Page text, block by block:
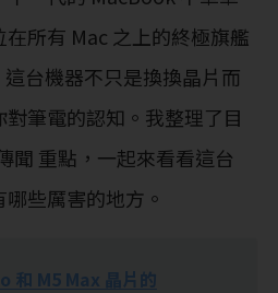
所有 Mac 之上的終極旗艦
台機器不只是換換晶片而
筆電的認知。我整理了目
聞 重點，一起來看看這台
哪些厲害的地方。
和 M5 Max 晶片的